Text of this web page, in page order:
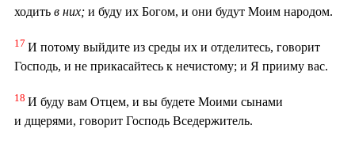
ходить в них; и буду их Богом, и они будут Моим народом.
17 И потому выйдите из среды их и отделитесь, говорит
Господь, и не прикасайтесь к нечистому; и Я прииму вас.
18 И буду вам Отцем, и вы будете Моими сынами
и дщерями, говорит Господь Вседержитель.